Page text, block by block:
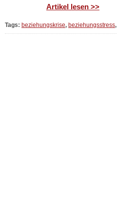
Artikel lesen >>
Tags: beziehungskrise, beziehungsstress,